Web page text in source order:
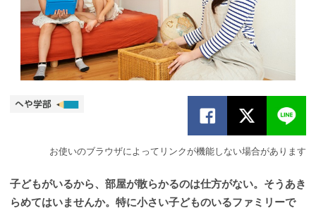
お使いのブラウザによってリンクが機能しない場合があります
子どもがいるから、部屋が散らかるのは仕方がない。そうあき
らめてはいませんか。特に小さい子どものいるファミリーで